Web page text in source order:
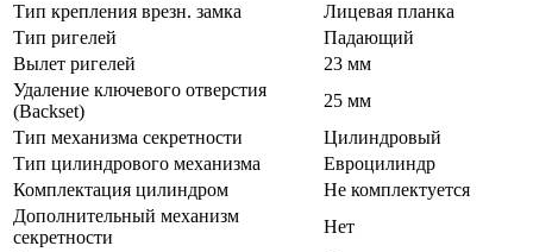
Тип крепления врезн. замка
Лицевая планка
Тип ригелей
Падающий
Вылет ригелей
23 мм
Удаление ключевого отверстия
(Backset)
25 мм
Тип механизма секретности
Цилиндровый
Тип цилиндрового механизма
Евроцилиндр
Комплектация цилиндром
Не комплектуется
Дополнительный механизм
секретности
Нет